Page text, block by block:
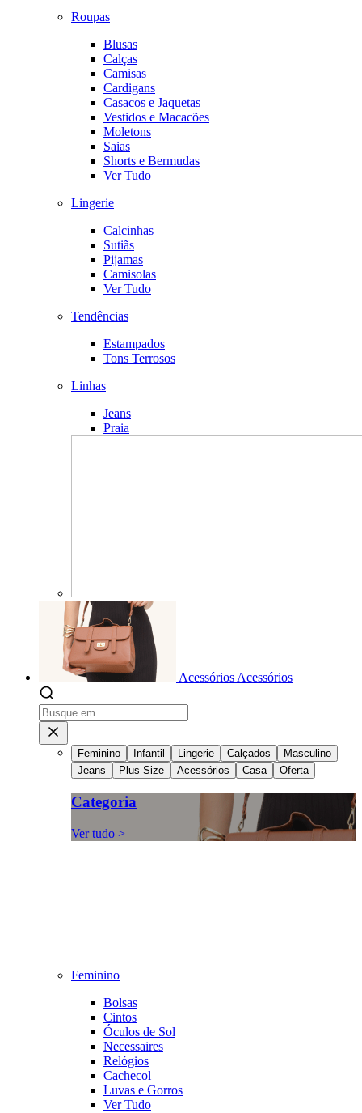
Roupas
Blusas
Calças
Camisas
Cardigans
Casacos e Jaquetas
Vestidos e Macacões
Moletons
Saias
Shorts e Bermudas
Ver Tudo
Lingerie
Calcinhas
Sutiãs
Pijamas
Camisolas
Ver Tudo
Tendências
Estampados
Tons Terrosos
Linhas
Jeans
Praia
Acessórios Acessórios
Feminino Infantil Lingerie Calçados
Masculino
Jeans
Plus Size Acessórios Casa Oferta
Categoria
Ver tudo >
Feminino
Bolsas
Cintos
Óculos de Sol
Necessaires
Relógios
Cachecol
Luvas e Gorros
Ver Tudo